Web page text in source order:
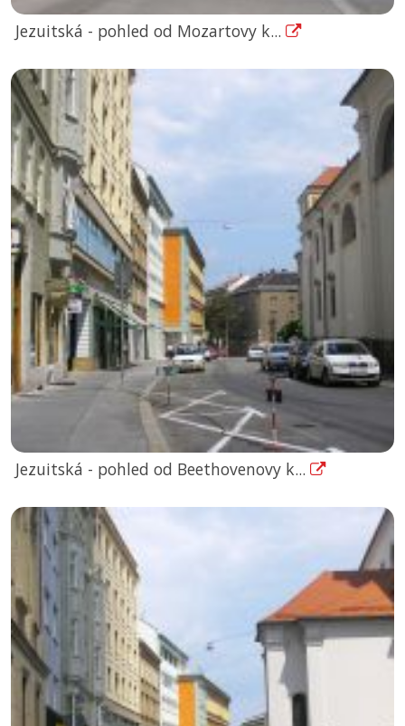
Jezuitská - pohled od Mozartovy k...
Jezuitská - pohled od Beethovenovy k...